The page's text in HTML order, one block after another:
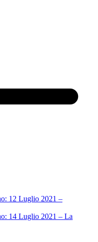
12 Luglio 2021 –
14 Luglio 2021 – La